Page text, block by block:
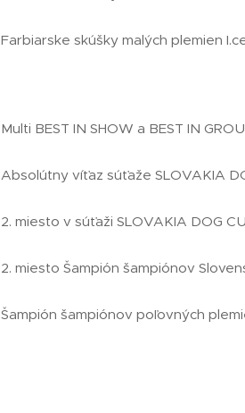
Farbiarske skúšky malých plemien
Multi BEST IN SHOW a BEST IN
Absolútny víťaz súťaže SLOVAKIA
2. miesto v súťaži SLOVAKIA DOG
2. miesto Šampión šampiónov
Šampión šampiónov poľovných